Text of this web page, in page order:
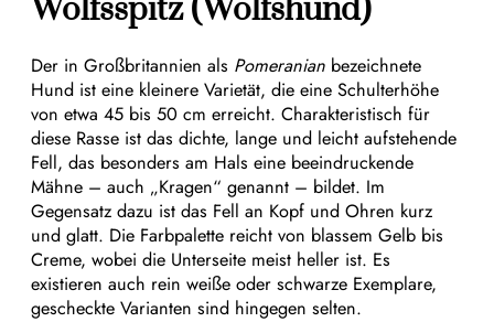
Wolfsspitz(Wolfshund)
Der in Großbritannien als Pomeranian bezeichnete
Hund ist eine kleinere Varietät, die eine Schulterhöhe
von etwa 45 bis 50 cm erreicht. Charakteristisch für
diese Rasse ist das dichte, lange und leicht aufstehende
Fell, das besonders am Hals eine beeindruckende
Mähne – auch „Kragen“ genannt – bildet. Im
Gegensatz dazu ist das Fell an Kopf und Ohren kurz
und glatt. Die Farbpalette reicht von blassem Gelb bis
Creme, wobei die Unterseite meist heller ist. Es
existieren auch rein weiße oder schwarze Exemplare,
gescheckte Varianten sind hingegen selten.